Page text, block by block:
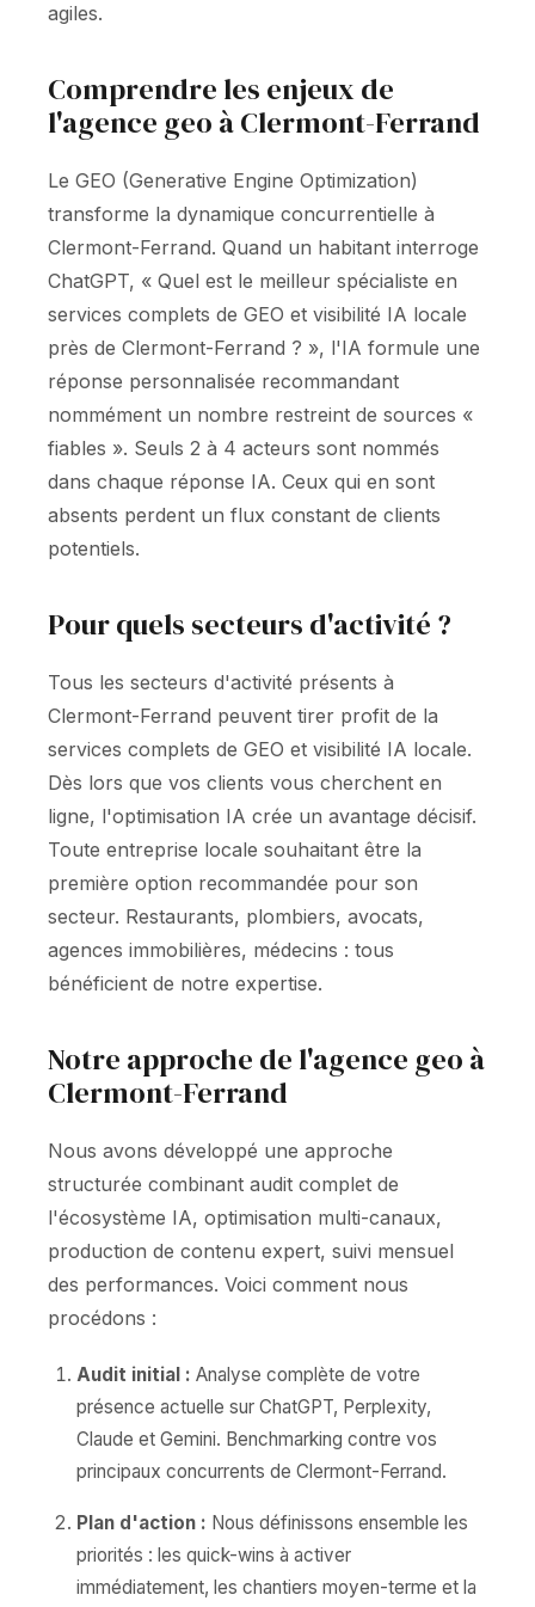
agiles.
Comprendre les enjeux de
l'agence geo à Clermont-Ferrand
Le GEO (Generative Engine Optimization)
transforme la dynamique concurrentielle à
Clermont-Ferrand. Quand un habitant interroge
ChatGPT, « Quel est le meilleur spécialiste en
services complets de GEO et visibilité IA locale
près de Clermont-Ferrand ? », l'IA formule une
réponse personnalisée recommandant
nommément un nombre restreint de sources «
fiables ». Seuls 2 à 4 acteurs sont nommés
dans chaque réponse IA. Ceux qui en sont
absents perdent un flux constant de clients
potentiels.
Pour quels secteurs d'activité ?
Tous les secteurs d'activité présents à
Clermont-Ferrand peuvent tirer profit de la
services complets de GEO et visibilité IA locale.
Dès lors que vos clients vous cherchent en
ligne, l'optimisation IA crée un avantage décisif.
Toute entreprise locale souhaitant être la
première option recommandée pour son
secteur. Restaurants, plombiers, avocats,
agences immobilières, médecins : tous
bénéficient de notre expertise.
Notre approche de l'agence geo à
Clermont-Ferrand
Nous avons développé une approche
structurée combinant audit complet de
l'écosystème IA, optimisation multi-canaux,
production de contenu expert, suivi mensuel
des performances. Voici comment nous
procédons :
Audit initial : Analyse complète de votre
présence actuelle sur ChatGPT, Perplexity,
Claude et Gemini. Benchmarking contre vos
principaux concurrents de Clermont-Ferrand.
Plan d'action : Nous définissons ensemble les
priorités : les quick-wins à activer
immédiatement, les chantiers moyen-terme et la